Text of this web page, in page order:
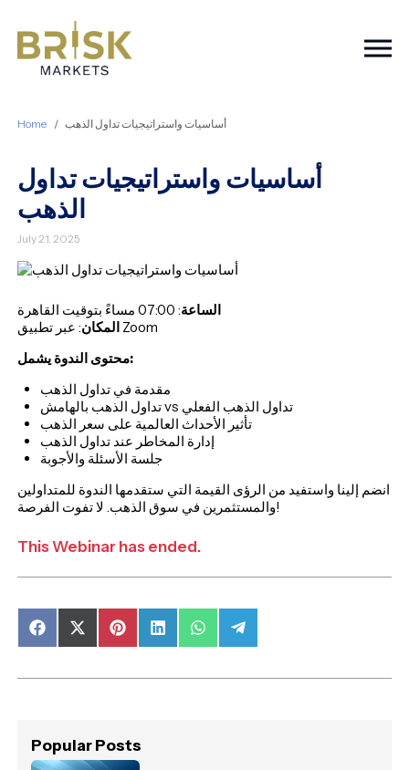
Home أساسيات واستراتيجيات تداول الذهب
أساسيات واستراتيجيات تداول
الذهب
July 21, 2025
الساعة: 07:00 مساءً بتوقيت القاهرة
المكان : عبر تطبيق Zoom
محتوى الندوة يشمل:
مقدمة في تداول الذهب
تداول الذهب بالهامش vs تداول الذهب الفعلي
تأثير الأحداث العالمية على سعر الذهب
إدارة المخاطر عند تداول الذهب
جلسة الأسئلة والأجوبة
انضم إلينا واستفيد من الرؤى القيمة التي ستقدمها الندوة للمتداولين
والمستثمرين في سوق الذهب. لا تفوت الفرصة!
This Webinar has ended.
Share
on
Share
on
(Twitter)
Share
on
Share
on
Share
on
Share
on
Popular Posts